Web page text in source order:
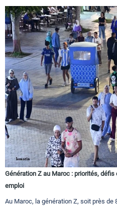
Génération Z au Maroc : priorités,
emploi
Au Maroc, la génération Z, soit près